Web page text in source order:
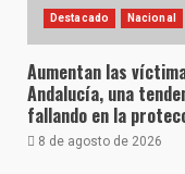
Destacado Nacional
Aumentan las
Andalucía, una
fallando en la
8 de agosto de 2026